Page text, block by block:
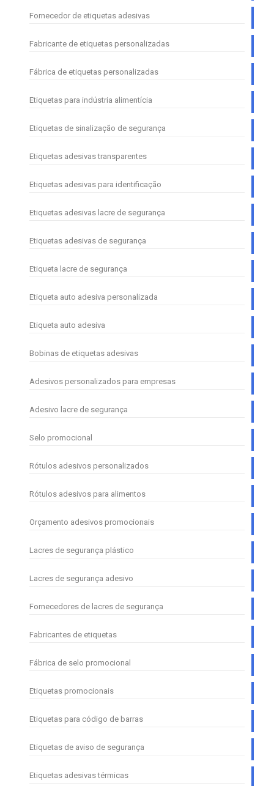
Fornecedor de etiquetas adesivas
Fabricante de etiquetas personalizadas
Fábrica de etiquetas personalizadas
Etiquetas para indústria alimentícia
Etiquetas de sinalização de segurança
Etiquetas adesivas transparentes
Etiquetas adesivas para identificação
Etiquetas adesivas lacre de segurança
Etiquetas adesivas de segurança
Etiqueta lacre de segurança
Etiqueta auto adesiva personalizada
Etiqueta auto adesiva
Bobinas de etiquetas adesivas
Adesivos personalizados para empresas
Adesivo lacre de segurança
Selo promocional
Rótulos adesivos personalizados
Rótulos adesivos para alimentos
Orçamento adesivos promocionais
Lacres de segurança plástico
Lacres de segurança adesivo
Fornecedores de lacres de segurança
Fabricantes de etiquetas
Fábrica de selo promocional
Etiquetas promocionais
Etiquetas para código de barras
Etiquetas de aviso de segurança
Etiquetas adesivas térmicas